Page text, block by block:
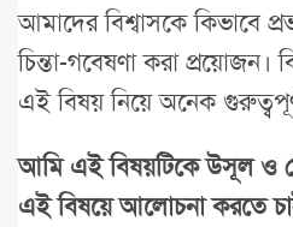
আমাদের বিশ্বাসকে কিভাবে
চিন্তা-গবেষণা করা
এই বিষয় নিয়ে অনেক
আমি এই বিষয়টিকে উসূল ও
এই বিষয়ে আলোচনা করতে